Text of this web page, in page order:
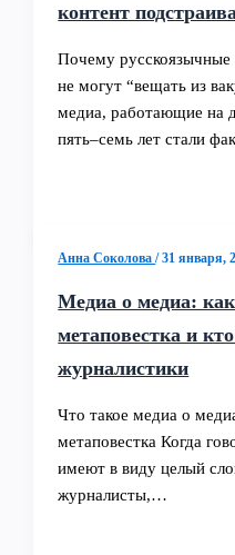
контент
Почему
не могут “вещать из
медиа, работающие на
пять–семь лет стали
Анна Соколова/31 января,
Медиа о медиа:
метаповестка и
журналистики
Что такое медиа о
метаповестка Когда
имеют в виду целый
журналисты,…